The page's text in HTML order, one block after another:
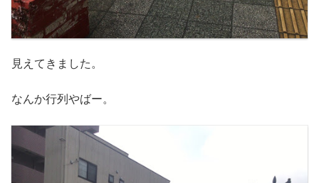
見えてきました。
なんか行列やばー。